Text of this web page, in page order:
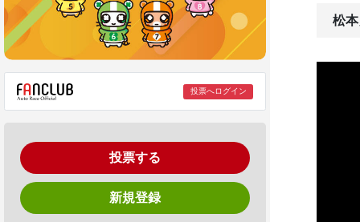
投票へログイン
投票する
新規登録
松